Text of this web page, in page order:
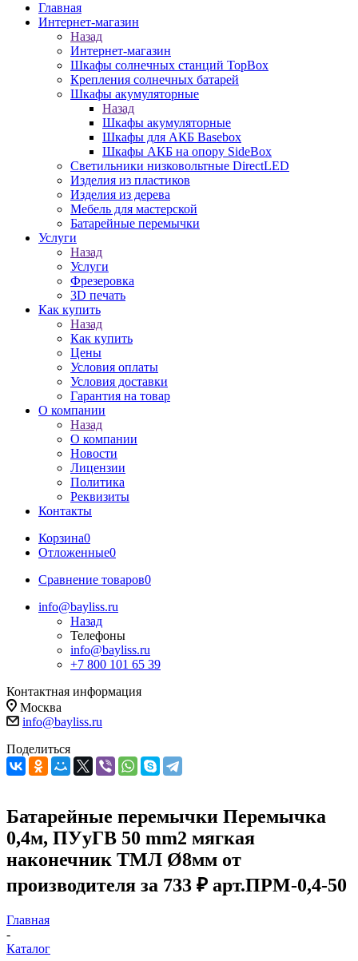
Главная
Интернет-магазин
Назад
Интернет-магазин
Шкафы солнечных станций TopBox
Крепления солнечных батарей
Шкафы акумуляторные
Назад
Шкафы акумуляторные
Шкафы для АКБ Basebox
Шкафы АКБ на опору SideBox
Светильники низковольтные DirectLED
Изделия из пластиков
Изделия из дерева
Мебель для мастерской
Батарейные перемычки
Услуги
Назад
Услуги
Фрезеровка
3D печать
Как купить
Назад
Как купить
Цены
Условия оплаты
Условия доставки
Гарантия на товар
О компании
Назад
О компании
Новости
Лицензии
Политика
Реквизиты
Контакты
Корзина0
Отложенные0
Сравнение товаров0
info@bayliss.ru
Назад
Телефоны
info@bayliss.ru
+7 800 101 65 39
Контактная информация
Москва
info@bayliss.ru
Поделиться
Батарейные перемычки Перемычка
0,4м, ПУуГВ 50 mm2 мягкая
наконечник ТМЛ Ø8мм от
производителя за 733 ₽ арт.ПРМ-0,4-50
Главная
-
Каталог